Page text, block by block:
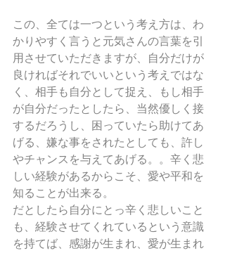
この、全ては一つという考え方は、わ
かりやすく言うと元気さんの言葉を引
用させていただきますが、自分だけが
良ければそれでいいという考えではな
く、相手も自分として捉え、もし相手
が自分だったとしたら、当然優しく接
するだろうし、困っていたら助けてあ
げる、嫌な事をされたとしても、許し
やチャンスを与えてあげる。。辛く悲
しい経験があるからこそ、愛や平和を
知ることが出来る。
だとしたら自分にとっ辛く悲しいこと
も、経験させてくれているという意識
を持てば、感謝が生まれ、愛が生まれ